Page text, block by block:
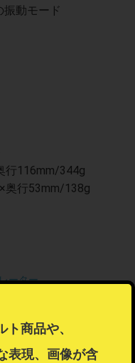
振動モード
行116mm/344g
奥行53mm/138g
ーター
品を同時注文した場合、ラ
ん。
商品や、
表現、画像が含